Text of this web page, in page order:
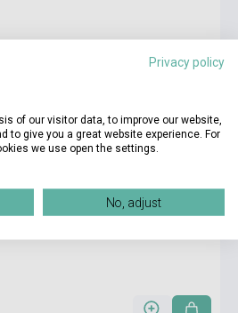
Privacy policy
of our visitor data, to improve our website,
to give you a great website experience. For
we use open the settings.
No, adjust